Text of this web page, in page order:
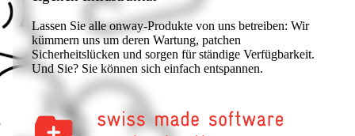
Produkte
Referenzen
Lassen Sie alle onway-Produkte von uns betreiben: Wir
kümmern uns um deren Wartung, patchen
Sicherheitslücken und sorgen für ständige Verfügbarkeit.
Und Sie? Sie können sich einfach entspannen.